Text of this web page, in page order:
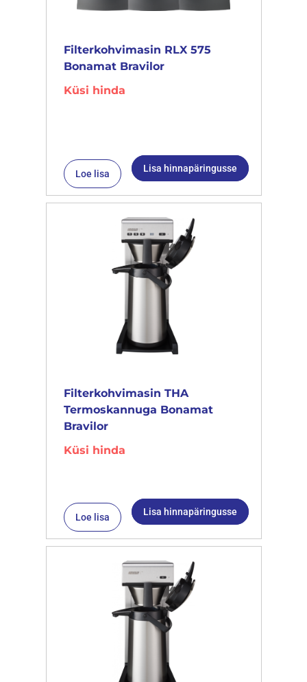
Filterkohvimasin RLX 575
Bonamat Bravilor
Küsi hinda
Loe lisa Lisa hinnapäringusse
Filterkohvimasin THA
Termoskannuga Bonamat
Bravilor
Küsi hinda
Loe lisa Lisa hinnapäringusse